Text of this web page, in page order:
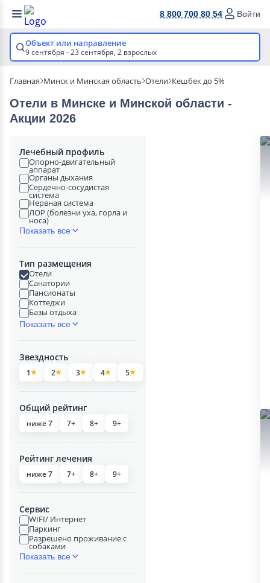
8 800 700 80 54 Войти
Объект или направление
9 сентября - 23 сентября, 2 взрослых
Главная Минск и Минская область Отели Кешбек до 5%
Отели в Минске и Минской области -
Акции 2026
Лечебный профиль
Опорно-двигательный
аппарат
Органы дыхания
Сердечно-сосудистая
система
Нервная система
ЛОР (болезни уха, горла и
носа)
Показать все
Тип размещения
Отели
Санатории
Пансионаты
Коттеджи
Базы отдыха
Показать все
Звездность
1 2 3 4 5
Общий рейтинг
ниже 7 7+ 8+ 9+
Рейтинг лечения
ниже 7 7+ 8+ 9+
Сервис
WIFI/ Интернет
Паркинг
Разрешено проживание с
собаками
Показать все